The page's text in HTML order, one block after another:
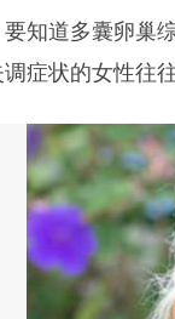
知道多囊卵巢
症状的女性往